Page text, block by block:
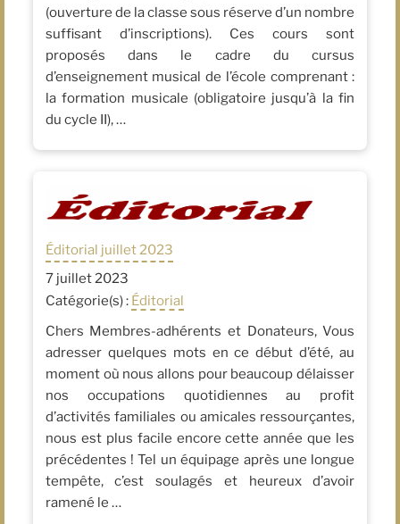
(ouverture de la classe sous réserve d’un nombre
suffisant d’inscriptions). Ces cours sont
proposés dans le cadre du cursus
d’enseignement musical de l’école comprenant :
la formation musicale (obligatoire jusqu’à la fin
du cycle II), …
Éditorial juillet 2023
7 juillet 2023
Catégorie(s) : Éditorial
Chers Membres-adhérents et Donateurs, Vous
adresser quelques mots en ce début d’été, au
moment où nous allons pour beaucoup délaisser
nos occupations quotidiennes au profit
d’activités familiales ou amicales ressourçantes,
nous est plus facile encore cette année que les
précédentes ! Tel un équipage après une longue
tempête, c’est soulagés et heureux d’avoir
ramené le …